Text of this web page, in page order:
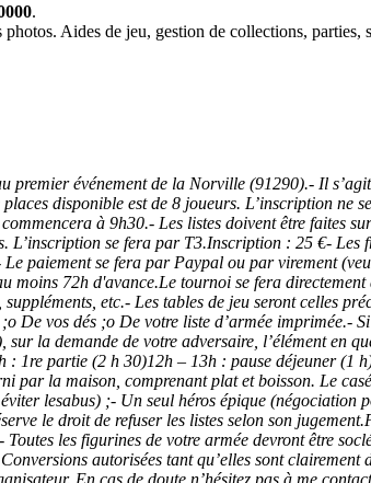
.
Aides de jeu, gestion de collections,
événement de la Norville (91290).- Il
disponible est de 8 joueurs. L’inscription
à 9h30.- Les listes doivent être faites
L’inscription se fera par T3.Inscription : 25 €-
paiement se fera par Paypal ou par virement
moins 72h d'avance.Le tournoi se fera
etc.- Les tables de jeu seront celles
De vos dés ;o De votre liste d’armée
la demande de votre adversaire, l’élément en
1re partie (2 h 30)12h – 13h : pause déjeuner
la maison, comprenant plat et boisson. Le
lesabus) ;- Un seul héros épique
le droit de refuser les listes selon son
les figurines de votre armée devront être
autorisées tant qu’elles sont
En cas de doute n’hésitez pas à me